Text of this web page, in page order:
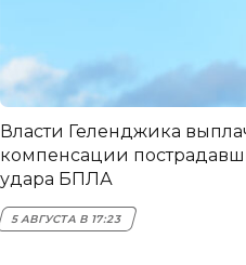
Власти Геленджика
компенсации
удара БПЛА
5 АВГУСТА В 17:23